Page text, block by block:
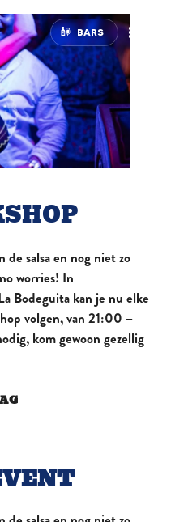
BARS
salsa en nog niet zo
worries! In
Bodeguita kan je nu elke
volgen, van 21:00 –
kom gewoon gezellig